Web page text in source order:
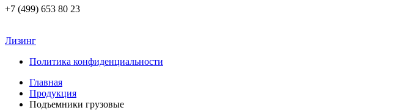
+7 (499) 653 80 23
Лизинг
Политика конфиденциальности
Главная
Продукция
Подъемники грузовые